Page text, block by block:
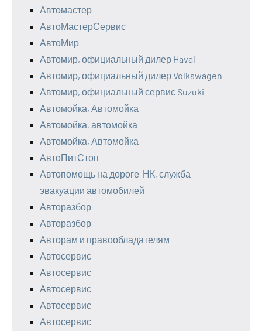
Автомастер
АвтоМастерСервис
АвтоМир
Автомир, официальный дилер Haval
Автомир, официальный дилер Volkswagen
Автомир, официальный сервис Suzuki
Автомойка, Автомойка
Автомойка, автомойка
Автомойка, Автомойка
АвтоПитСтоп
Автопомощь на дороге-НК, служба
эвакуации автомобилей
Авторазбор
Авторазбор
Авторам и правообладателям
Автосервис
Автосервис
Автосервис
Автосервис
Автосервис